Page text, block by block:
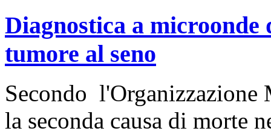
Diagnostica a microonde
tumore al seno
Secondo l'Organizzazione
la seconda causa di morte